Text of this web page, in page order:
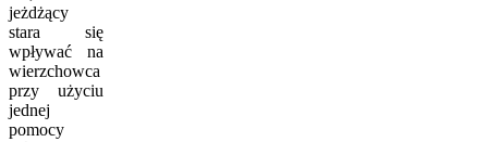
jeżdżący
stara się
wpływać na
wierzchowca
przy użyciu
jednej
pomocy